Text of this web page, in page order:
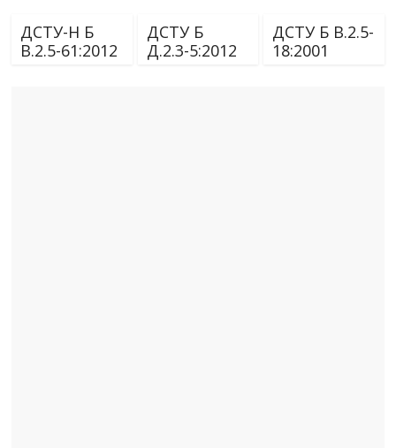
ДСТУ-Н Б
В.2.5-61:2012
ДСТУ Б
Д.2.3-5:2012
ДСТУ Б В.2.5-
18:2001